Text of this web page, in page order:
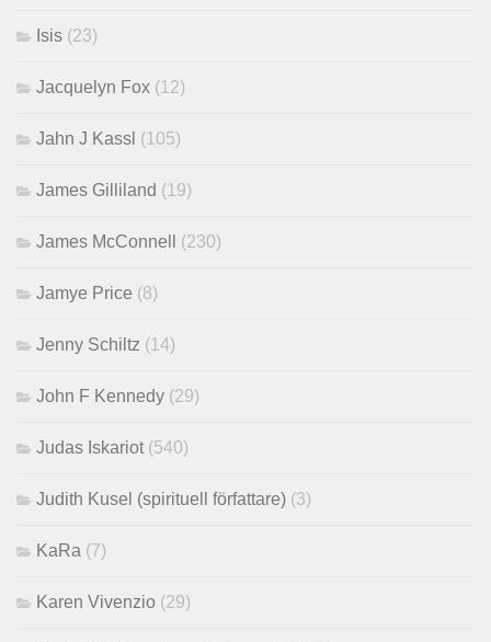
Isis (23)
Jacquelyn Fox (12)
Jahn J Kassl (105)
James Gilliland (19)
James McConnell (230)
Jamye Price (8)
Jenny Schiltz (14)
John F Kennedy (29)
Judas Iskariot (540)
Judith Kusel (spirituell författare) (3)
KaRa (7)
Karen Vivenzio (29)